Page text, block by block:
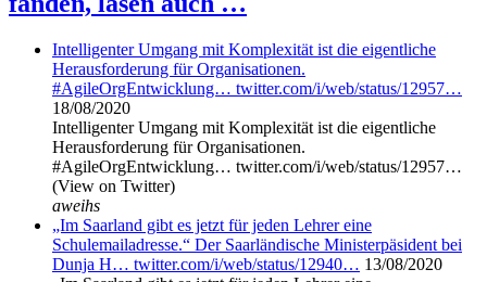
Intelligenter Umgang mit Komplexität ist die eigentliche
Herausforderung für Organisationen.
#AgileOrgEntwicklung… twitter.com/i/web/status/12957…
18/08/2020
Intelligenter Umgang mit Komplexität ist die eigentliche
Herausforderung für Organisationen.
#AgileOrgEntwicklung… twitter.com/i/web/status/12957…
(View on Twitter)
aweihs
„Im Saarland gibt es jetzt für jeden Lehrer eine
Schulemailadresse.“ Der Saarländische Ministerpäsident bei
Dunja H… twitter.com/i/web/status/12940… 13/08/2020